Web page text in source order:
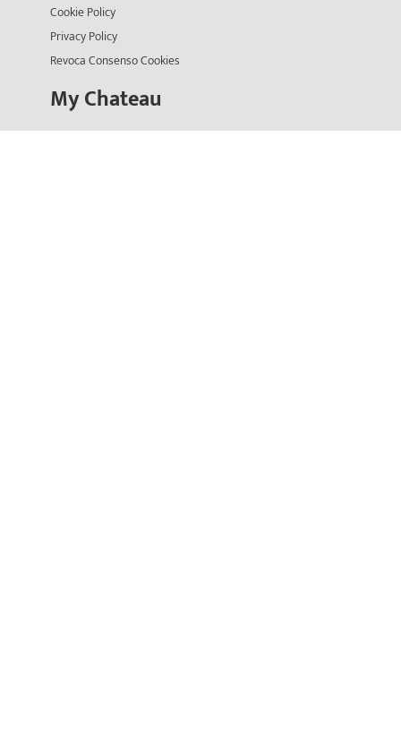
Cookie Policy
Privacy Policy
Revoca Consenso Cookies
My Chateau